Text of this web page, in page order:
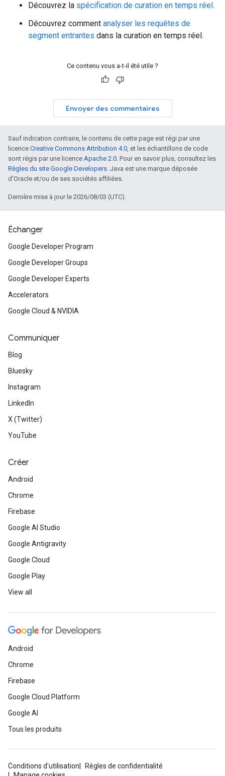
Découvrez la spécification de curation en temps réel.
Découvrez comment analyser les requêtes de
segment entrantes dans la curation en temps réel.
Ce contenu vous a-t-il été utile ?
Envoyer des commentaires
Sauf indication contraire, le contenu de cette page est régi par une
licence Creative Commons Attribution 4.0, et les échantillons de code
sont régis par une licence Apache 2.0. Pour en savoir plus, consultez les
Règles du site Google Developers. Java est une marque déposée
d'Oracle et/ou de ses sociétés affiliées.
Dernière mise à jour le 2026/08/03 (UTC).
Échanger
Google Developer Program
Google Developer Groups
Google Developer Experts
Accelerators
Google Cloud & NVIDIA
Communiquer
Blog
Bluesky
Instagram
LinkedIn
X (Twitter)
YouTube
Créer
Android
Chrome
Firebase
Google AI Studio
Google Antigravity
Google Cloud
Google Play
View all
Android
Chrome
Firebase
Google Cloud Platform
Google AI
Tous les produits
Conditions d'utilisation
Règles de confidentialité